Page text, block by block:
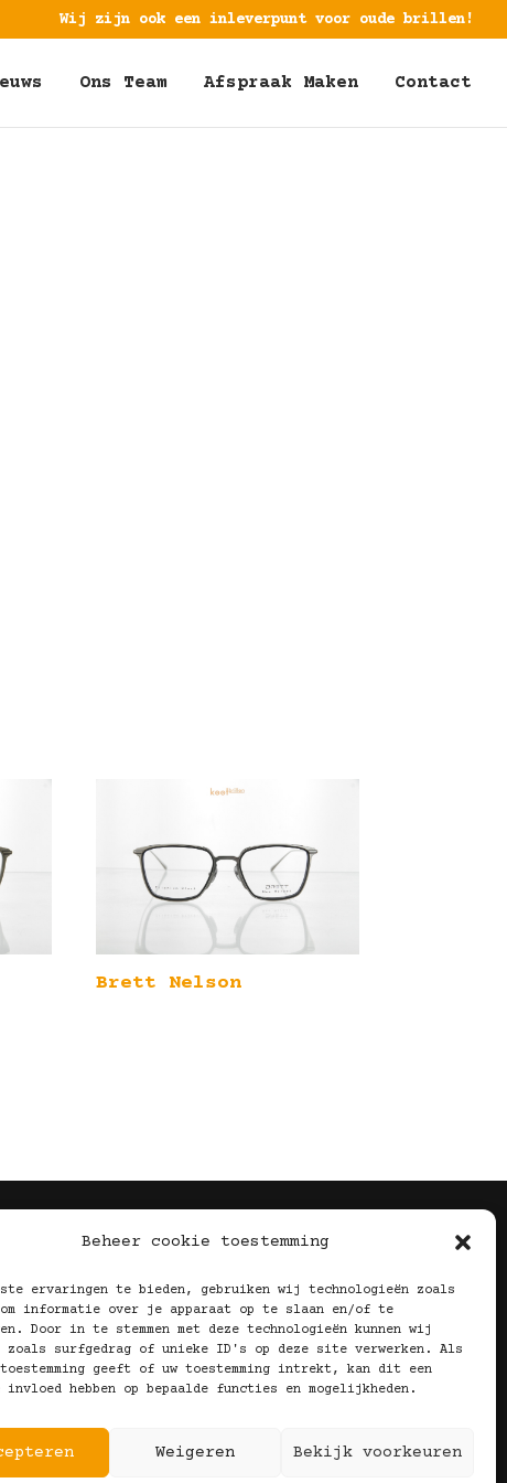
Beheer cookie toestemming
ervaringen te bieden, gebruiken wij technologieën zoals
om informatie over je apparaat op te slaan en/of te
Door in te stemmen met deze technologieën kunnen wij
zoals surfgedrag of unieke ID's op deze site verwerken. Als
geeft of uw toestemming intrekt, kan dit een
invloed hebben op bepaalde functies en mogelijkheden.
Weigeren Bekijk voorkeuren
Wij zijn ook een inleverpunt voor oude brillen!
Ons Team Afspraak Maken Contact
Brett Nelson
Volg Ons!